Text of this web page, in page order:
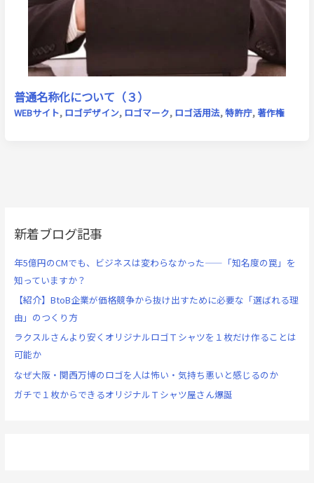
普通名称化について（３）
WEBサイト, ロゴデザイン, ロゴマーク, ロゴ活用法,特許庁, 著作権
新着ブログ記事
年5億円のCMでも、ビジネスは変わらなかった——「知名度の罠」を
知っていますか？
【紹介】BtoB企業が価格競争から抜け出すために必要な「選ばれる理
由」のつくり方
ラクスルさんより安くオリジナルロゴＴシャツを１枚だけ作ることは
可能か
なぜ大阪・関西万博のロゴを人は怖い・気持ち悪いと感じるのか
ガチで１枚からできるオリジナルＴシャツ屋さん爆誕